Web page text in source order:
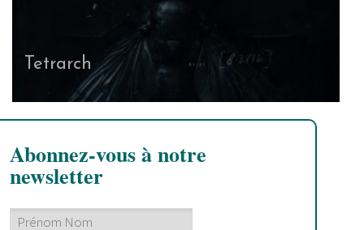
Tetrarch
Abonnez-vous à notre
newsletter